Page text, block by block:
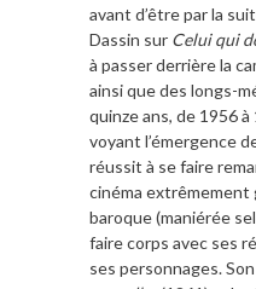
avant d’être par la
Dassin sur Celui qui
à passer derrière la
ainsi que des longs-
quinze ans, de 1956
voyant l’émergence
réussit à se faire
cinéma extrêmement
baroque (maniérée
faire corps avec ses
ses personnages. Son